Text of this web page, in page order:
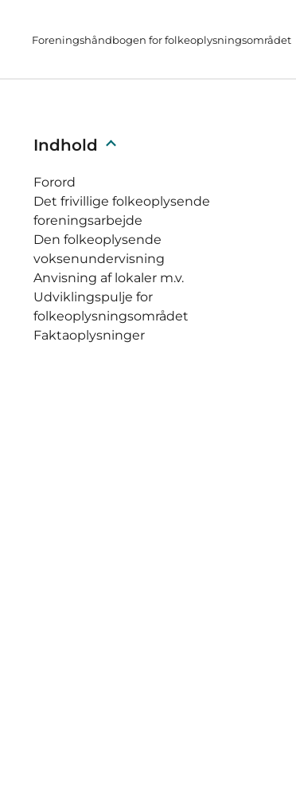
Foreningshåndbogen for folkeoplysningsområdet
Indhold
Forord
Det frivillige folkeoplysende
foreningsarbejde
Den folkeoplysende
voksenundervisning
Anvisning af lokaler m.v.
Udviklingspulje for
folkeoplysningsområdet
Faktaoplysninger